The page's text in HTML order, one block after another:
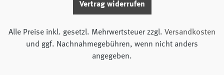
Vertrag widerrufen
Alle Preise inkl. gesetzl. Mehrwertsteuer zzgl. Versandkosten
und ggf. Nachnahmegebühren, wenn nicht anders
angegeben.